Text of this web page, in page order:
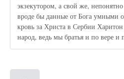
экзекутором, а свой же,
вроде бы данные от Бога умными
кровь за Христа в Сербии
народ, ведь мы братья и по вере и